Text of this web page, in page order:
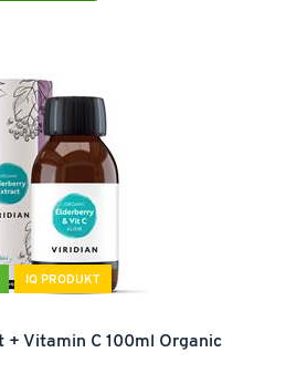
IQ PRODUKT
+ Vitamin C 100ml Organic